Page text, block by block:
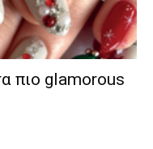
πιο glamorous